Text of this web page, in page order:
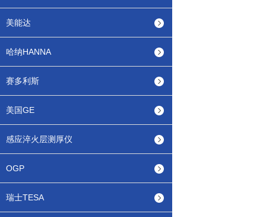
美能达
哈纳HANNA
赛多利斯
美国GE
感应淬火层测厚仪
OGP
瑞士TESA